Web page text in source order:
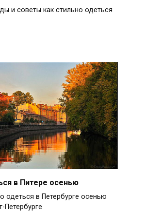
и советы как стильно одеться
в Питере осенью
одеться в Петербурге осенью
Петербурге